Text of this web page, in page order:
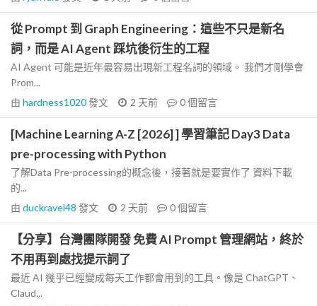
從 Prompt 到 Graph Engineering：這些不只是新名
詞，而是 AI Agent 踩坑後衍生的工程
AI Agent 可能是近年最容易出現新工程名詞的領域。 我們才剛學會
Prom...
由 hardness1020發文 2 天前 0個留言
[Machine Learning A-Z [2026] ] 學習筆記 Day3 Data
pre-processing with Python
了解Data Pre-processing的概念後，接著就是要實作了 資料下載
的...
由 duckravel48 發文 2 天前 0個留言
【分享】台灣團隊開發 免費 AI Prompt 管理網站，終於
不用再到處找提示詞了
最近 AI 幾乎已經變成每天工作都會用到的工具。像是 ChatGPT、
Claud...